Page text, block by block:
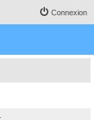
Connexion